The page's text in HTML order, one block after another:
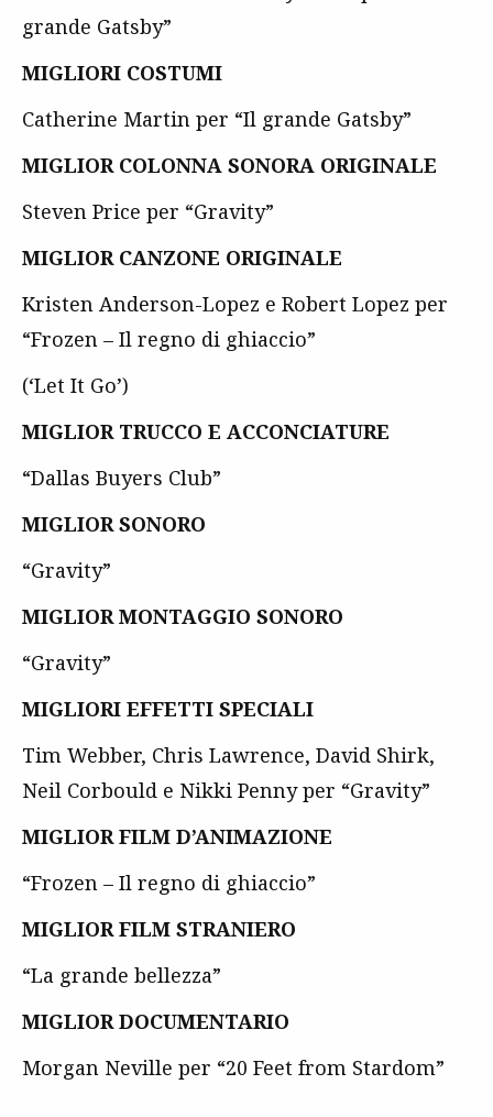
grande Gatsby”
MIGLIORI COSTUMI
Catherine Martin per “Il grande Gatsby”
MIGLIOR COLONNA SONORA ORIGINALE
Steven Price per “Gravity”
MIGLIOR CANZONE ORIGINALE
Kristen Anderson-Lopez e Robert Lopez per
“Frozen – Il regno di ghiaccio”
(‘Let It Go’)
MIGLIOR TRUCCO E ACCONCIATURE
“Dallas Buyers Club”
MIGLIOR SONORO
“Gravity”
MIGLIOR MONTAGGIO SONORO
“Gravity”
MIGLIORI EFFETTI SPECIALI
Tim Webber, Chris Lawrence, David Shirk,
Neil Corbould e Nikki Penny per “Gravity”
MIGLIOR FILM D’ANIMAZIONE
“Frozen – Il regno di ghiaccio”
MIGLIOR FILM STRANIERO
“La grande bellezza”
MIGLIOR DOCUMENTARIO
Morgan Neville per “20 Feet from Stardom”